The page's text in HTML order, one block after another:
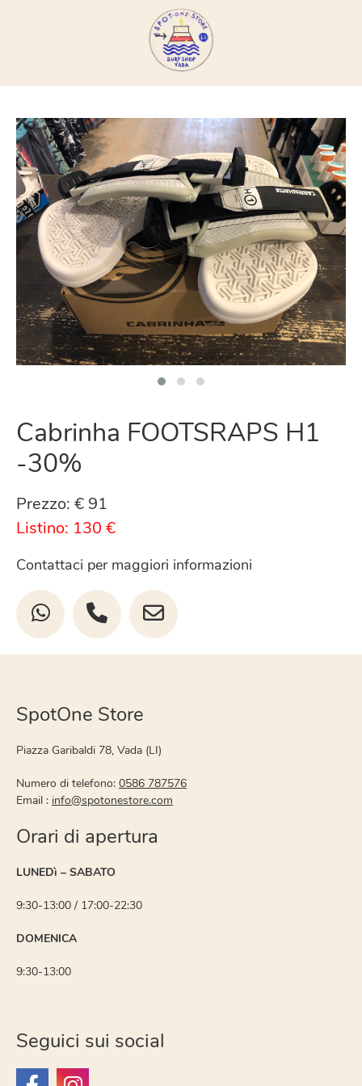
Cabrinha FOOTSRAPS H1
-30%
Prezzo: € 91
Listino: 130 €
Contattaci per maggiori informazioni
SpotOne Store
Piazza Garibaldi 78, Vada (LI)
Numero di telefono: 0586 787576
Email : info@spotonestore.com
Orari di apertura
LUNEDì – SABATO
9:30-13:00 / 17:00-22:30
DOMENICA
9:30-13:00
Seguici sui social